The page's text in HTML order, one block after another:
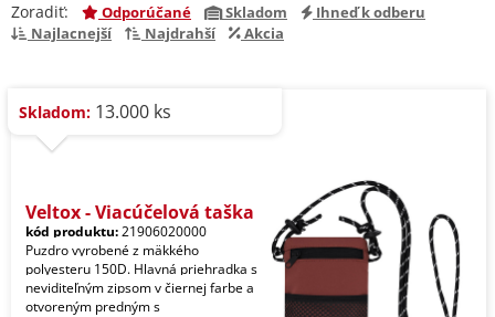
Zoradiť: Odporúčané Skladom
Ihneď k odberu
Najlacnejší
Najdrahší Akcia
Skladom: 13.000 ks
Veltox - Viacúčelová taška
kód produktu:21906020000
Puzdro vyrobené z mäkkého
polyesteru 150D. Hlavná priehradka s
neviditeľným zipsom v čiernej farbe a
otvoreným predným s